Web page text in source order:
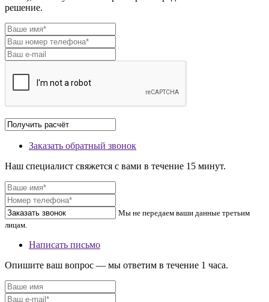
решение.
Заказать обратный звонок
Наш специалист свяжется с вами в течение 15 минут.
Мы не передаем ваши данные третьим
лицам.
Написать письмо
Опишите ваш вопрос — мы ответим в течение 1 часа.